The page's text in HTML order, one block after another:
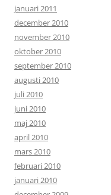
januari 2011
december 2010
november 2010
oktober 2010
september 2010
augusti 2010
juli 2010
juni 2010
maj 2010
april 2010
mars 2010
februari 2010
januari 2010